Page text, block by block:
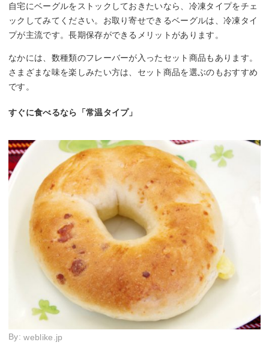
自宅にベーグルをストックしておきたいなら、冷凍タイプをチェ
ックしてみてください。お取り寄せできるベーグルは、冷凍タイ
プが主流です。長期保存ができるメリットがあります。
なかには、数種類のフレーバーが入ったセット商品もあります。
さまざまな味を楽しみたい方は、セット商品を選ぶのもおすすめ
です。
すぐに食べるなら「常温タイプ」
By:weblike.jp